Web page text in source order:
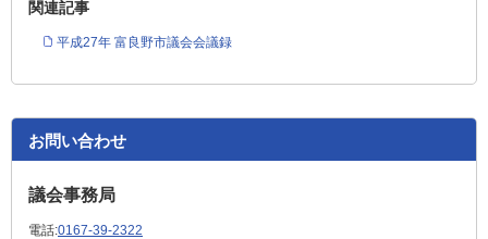
関連記事
平成27年 富良野市議会会議録
お問い合わせ
議会事務局
電話:0167-39-2322